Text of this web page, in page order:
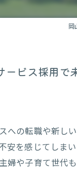
岡
ービス採用で
への転職や新し
安を感じてしま
婦や子育て世代